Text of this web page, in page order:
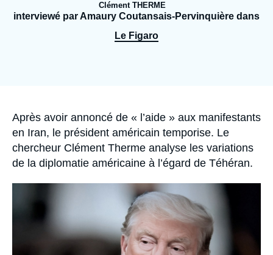
Clément THERME
interviewé par Amaury Coutansais-Pervinquière dans
Le Figaro
Accroche
Après avoir annoncé de « l’aide » aux manifestants
en Iran, le président américain temporise. Le
chercheur Clément Therme analyse les variations
de la diplomatie américaine à l’égard de Téhéran.